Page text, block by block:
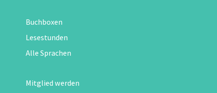
Buchboxen
Lesestunden
Alle Sprachen
Mitglied werden